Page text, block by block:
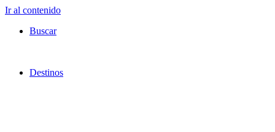
Ir al contenido
Buscar
Destinos